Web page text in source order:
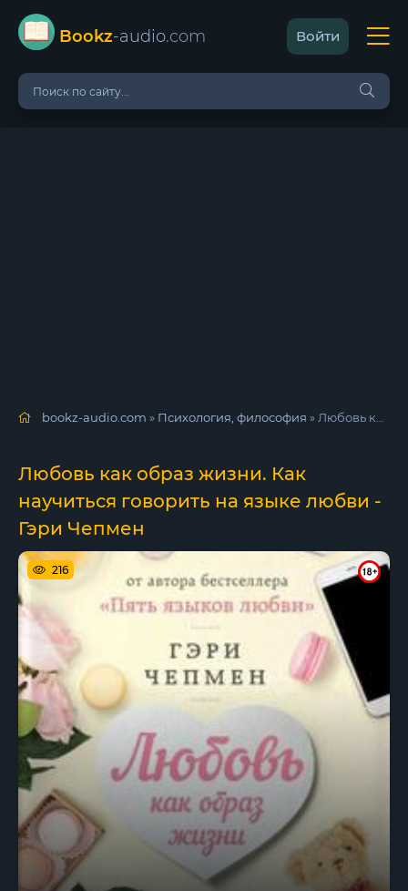
Bookz-audio.com Войти
bookz-audio.com » Психология, философия » Любовь как образ жизни. Как научиться говорить на языке любви - Гэри Чепмен
Любовь как образ жизни. Как
научиться говорить на языке любви -
Гэри Чепмен
216